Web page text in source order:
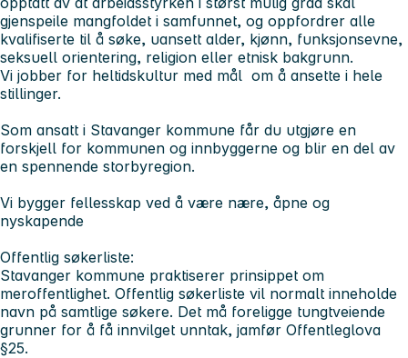
gjenspeile mangfoldet i samfunnet, og oppfordrer alle
kvalifiserte til å søke, uansett alder, kjønn, funksjonsevne,
seksuell orientering, religion eller etnisk bakgrunn.
Vi jobber for heltidskultur med mål om å ansette i hele
stillinger.
Som ansatt i Stavanger kommune får du utgjøre en
forskjell for kommunen og innbyggerne og blir en del av
en spennende storbyregion.
Vi bygger fellesskap ved å være nære, åpne og
nyskapende
Offentlig søkerliste:
Stavanger kommune praktiserer prinsippet om
meroffentlighet. Offentlig søkerliste vil normalt inneholde
navn på samtlige søkere. Det må foreligge tungtveiende
grunner for å få innvilget unntak, jamfør Offentleglova
§25.